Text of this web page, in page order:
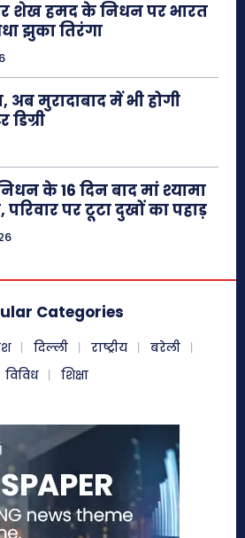
शेख हमद के निधन पर भारत
झुका तिरंगा
अब मुरादाबाद में भी होगी
के 16 दिन बाद मां श्यामा
पर टूटा दुखों का पहाड़
Categories
दिल्ली राष्ट्रीय
बरेली
विविध
शिक्षा